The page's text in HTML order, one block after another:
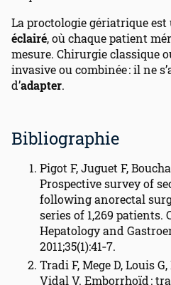
La proctologie gériatrique
éclairé, où chaque patient
mesure. Chirurgie classique
invasive ou combinée : il ne
d’adapter.
Bibliographie
Pigot F, Juguet F,
Prospective survey of
following anorectal
series of 1,269 patients.
Hepatology and
2011;35(1):41‑7.
Tradi F, Mege D, Louis
Vidal V. Emborrhoïd :